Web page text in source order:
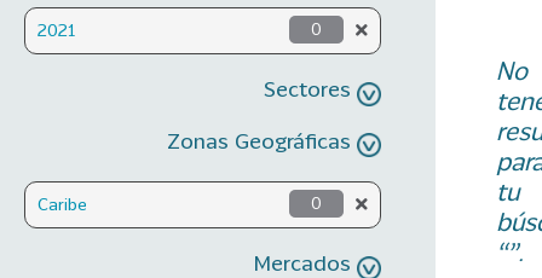
2021 0
Sectores
Zonas Geográficas
Caribe 0
Mercados
No
tu
“”.